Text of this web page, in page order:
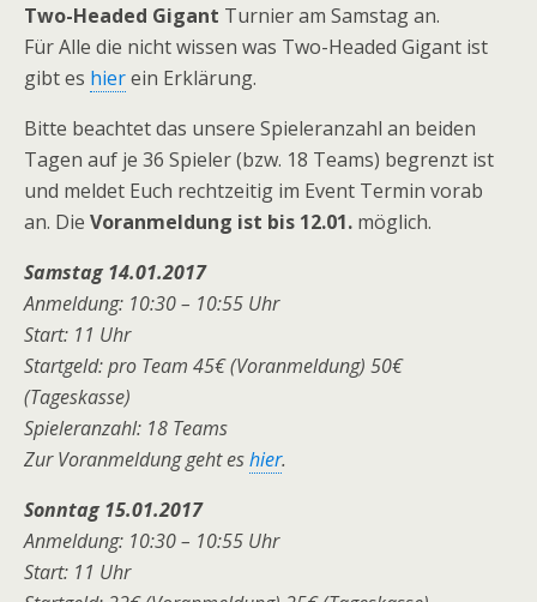
Two-Headed Gigant Turnier am Samstag an.
Für Alle die nicht wissen was Two-Headed Gigant ist
gibt es hierein Erklärung.
Bitte beachtet das unsere Spieleranzahl an beiden
Tagen auf je 36 Spieler (bzw. 18 Teams) begrenzt ist
und meldet Euch rechtzeitig im Event Termin vorab
an. Die Voranmeldung ist bis 12.01. möglich.
Samstag 14.01.2017
Anmeldung: 10:30 – 10:55 Uhr
Start: 11 Uhr
Startgeld: pro Team 45€ (Voranmeldung) 50€
(Tageskasse)
Spieleranzahl: 18 Teams
Zur Voranmeldung geht eshier.
Sonntag 15.01.2017
Anmeldung: 10:30 – 10:55 Uhr
Start: 11 Uhr